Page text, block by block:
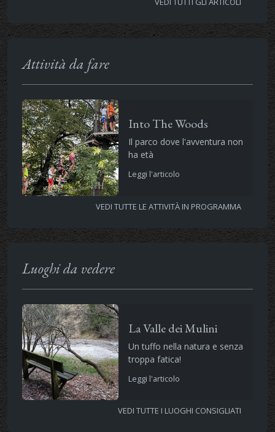
Attività da fare
Into The Woods
Il parco dove l'avventura non
ha età
Leggi l'articolo
VEDI TUTTE LE ATTIVITÀ IN PROGRAMMA
Luoghi da vedere
La Valle dei Mulini
Un tuffo nella natura e senza
troppa fatica!
Leggi l'articolo
VEDI TUTTE I LUOGHI CONSIGLIATI